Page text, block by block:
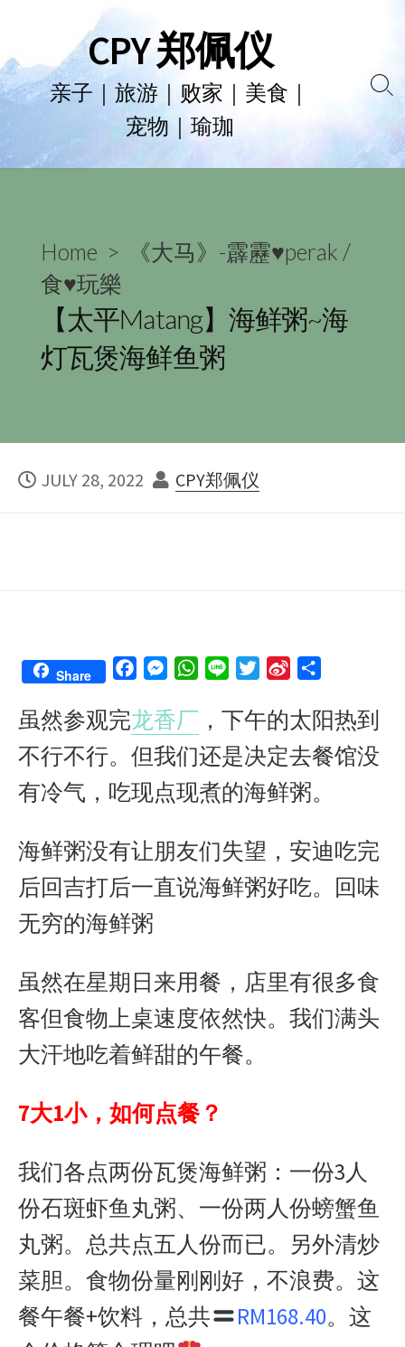
to
content
CPY 郑佩仪
亲子｜旅游｜败家｜美食｜
宠物｜瑜珈
Home > 《大马》-霹靂♥perak /
食♥玩樂
【太平Matang】海鲜粥~海
灯瓦煲海鲜鱼粥
PUBLISHED
JULY 28, 2022 AUTHOR
CPY郑佩仪
Share
c
e
b
o
s
s
e
n
g
r
W
t
s
A
p
n
i
t
e
n
W
e
i
o
a
e
虽然参观完龙香厂 ，下午的太阳热到
不行不行。但我们还是决定去餐馆没
有冷气，吃现点现煮的海鲜粥。
海鲜粥没有让朋友们失望，安迪吃完
后回吉打后一直说海鲜粥好吃。回味
无穷的海鲜粥
虽然在星期日来用餐，店里有很多食
客但食物上桌速度依然快。我们满头
大汗地吃着鲜甜的午餐。
7大1小，如何点餐？
我们各点两份瓦煲海鲜粥：一份3人
份石斑虾鱼丸粥、一份两人份螃蟹鱼
丸粥。总共点五人份而已。另外清炒
菜胆。食物份量刚刚好，不浪费。这
餐午餐+饮料，总共 RM168.40。这